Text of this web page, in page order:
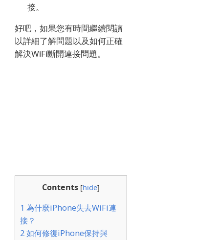
接。
好吧，如果您有時間繼續閱讀
以詳細了解問題以及如何正確
解決WiFi斷開連接問題。
Contents [hide]
1 為什麼iPhone失去WiFi連
接？
2如何修復iPhone保持與